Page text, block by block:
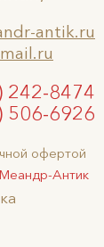
antik.ru
242-8474
506-6926
офертой
Меандр-Антик